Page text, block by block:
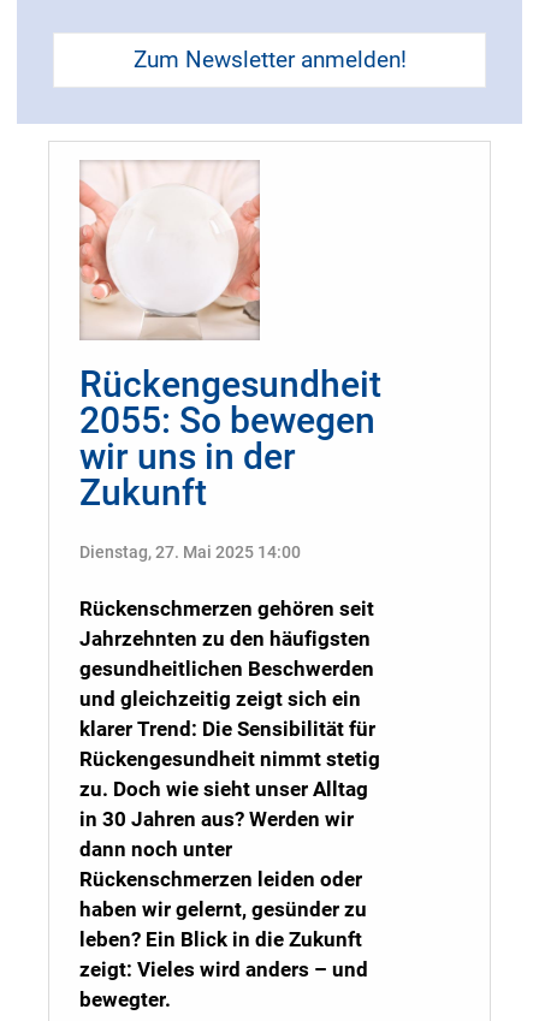
Rückengesundheit
2055: So bewegen
wir uns in der
Zukunft
Dienstag, 27. Mai 2025 14:00
Rückenschmerzen gehören seit
Jahrzehnten zu den häufigsten
gesundheitlichen Beschwerden
und gleichzeitig zeigt sich ein
klarer Trend: Die Sensibilität für
Rückengesundheit nimmt stetig
zu. Doch wie sieht unser Alltag
in 30 Jahren aus? Werden wir
dann noch unter
Rückenschmerzen leiden oder
haben wir gelernt, gesünder zu
leben? Ein Blick in die Zukunft
zeigt: Vieles wird anders – und
bewegter.
Zum Newsletter anmelden!